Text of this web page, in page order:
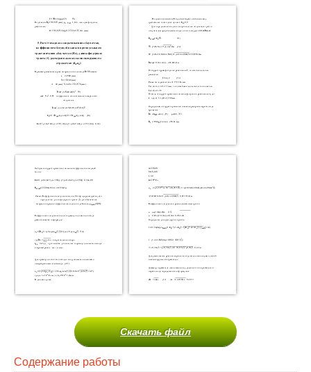
Скачать файл
Содержание работы